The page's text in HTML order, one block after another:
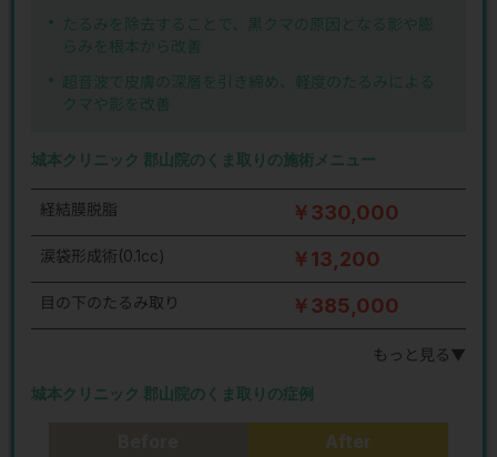
たるみを除去することで、黒クマの原因となる影や膨
らみを根本から改善
超音波で皮膚の深層を引き締め、軽度のたるみによる
クマや影を改善
城本クリニック 郡山院のくま取りの施術メニュー
経結膜脱脂 ￥330,000
涙袋形成術(0.1cc) ￥13,200
目の下のたるみ取り ￥385,000
もっと見る▼
城本クリニック 郡山院のくま取りの症例
After